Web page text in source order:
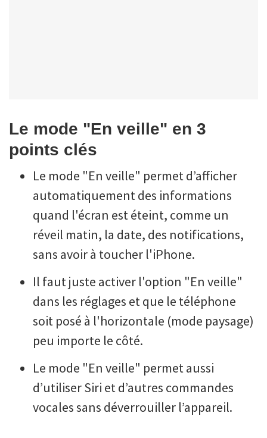
Le mode "En veille" en 3
points clés
Le mode "En veille" permet d’afficher
automatiquement des informations
quand l'écran est éteint, comme un
réveil matin, la date, des notifications,
sans avoir à toucher l'iPhone.
Il faut juste activer l'option "En veille"
dans les réglages et que le téléphone
soit posé à l'horizontale (mode paysage)
peu importe le côté.
Le mode "En veille" permet aussi
d’utiliser Siri et d’autres commandes
vocales sans déverrouiller l’appareil.